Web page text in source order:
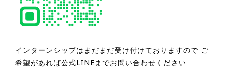
インターンシップはまだまだ受け付けておりますので ご
希望があれば公式LINEまでお問い合わせください